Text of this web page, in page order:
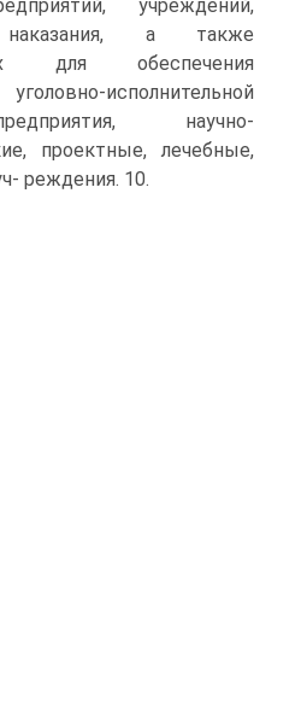
учреждений,
наказания, а также
для обеспечения
исполнительной
научно-
проектные, лечебные,
реждения. 10.